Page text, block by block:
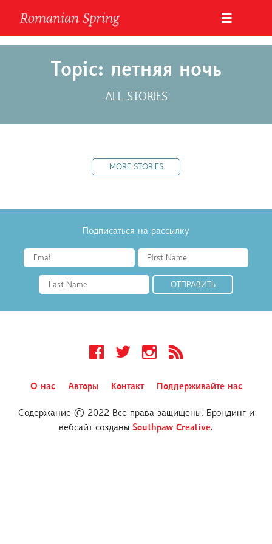
Topic: летняя ночь
ALL STORIES
MORE STORIES
Подписаться на рассылку
Facebook Twitter Instagram RSS
О нас Авторы Контакт Поддерживайте нас
Содержание © 2022 Все права защищены. Брэндинг и
вебсайт созданы Southpaw Creative.